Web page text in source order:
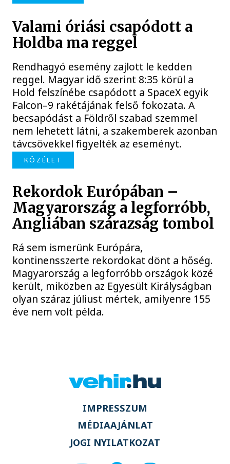
Valami óriási csapódott a
Holdba ma reggel
Rendhagyó esemény zajlott le kedden
reggel. Magyar idő szerint 8:35 körül a
Hold felszínébe csapódott a SpaceX egyik
Falcon–9 rakétájának felső fokozata. A
becsapódást a Földről szabad szemmel
nem lehetett látni, a szakemberek azonban
távcsövekkel figyelték az eseményt.
KÖZÉLET
Rekordok Európában –
Magyarország a legforróbb,
Angliában szárazság tombol
Rá sem ismerünk Európára,
kontinensszerte rekordokat dönt a hőség.
Magyarország a legforróbb országok közé
került, miközben az Egyesült Királyságban
olyan száraz júliust mértek, amilyenre 155
éve nem volt példa.
IMPRESSZUM
MÉDIAAJÁNLAT
JOGI NYILATKOZAT